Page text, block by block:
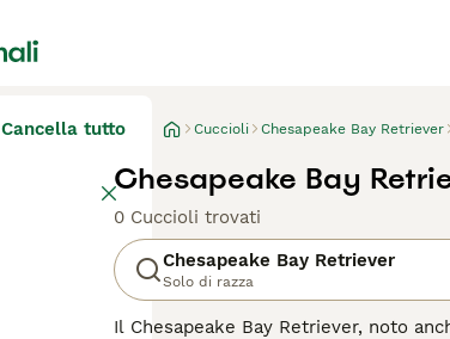
Cancella tutto Cuccioli Chesapeake Bay Retriever
Chesapeake Bay
0 Cuccioli trovati
Chesapeake Bay Retriever
Solo di razza
Il Chesapeake Bay Retriever, noto